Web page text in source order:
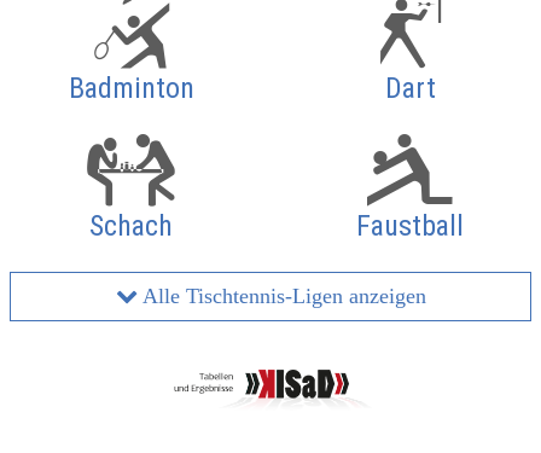
Badminton Dart
Schach Faustball
Alle Tischtennis-Ligen anzeigen